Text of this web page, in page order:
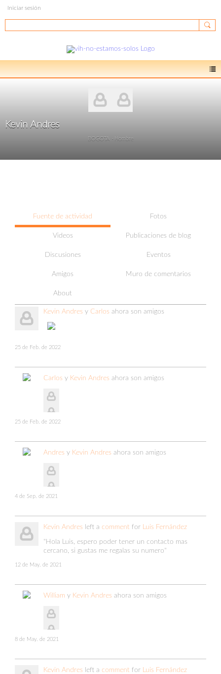
Iniciar sesión
Kevin Andres
BOGOTA Hombre
Fuente de actividad Fotos
Videos Publicaciones de blog
Discusiones Eventos
Amigos Muro de comentarios
About
Kevin Andres y Carlos ahora son amigos
25 de Feb. de 2022
Carlos y Kevin Andres ahora son amigos
25 de Feb. de 2022
Andres y Kevin Andres ahora son amigos
4 de Sep. de 2021
Kevin Andres left a comment for Luis Fernández
"Hola Luis, espero poder tener un contacto mas
cercano, si gustas me regalas su numero"
12 de May. de 2021
William y Kevin Andres ahora son amigos
8 de May. de 2021
Kevin Andres left a comment for Luis Fernández